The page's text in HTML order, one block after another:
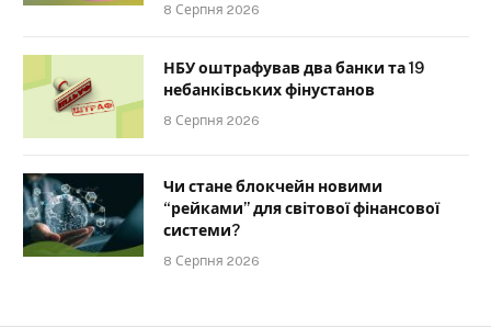
8 Серпня 2026
НБУ оштрафував два банки та 19
небанківських фінустанов
8 Серпня 2026
Чи стане блокчейн новими
“рейками” для світової фінансової
системи?
8 Серпня 2026